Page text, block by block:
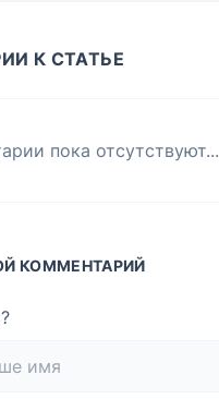
К СТАТЬЕ
пока отсутствуют...
КОММЕНТАРИЙ